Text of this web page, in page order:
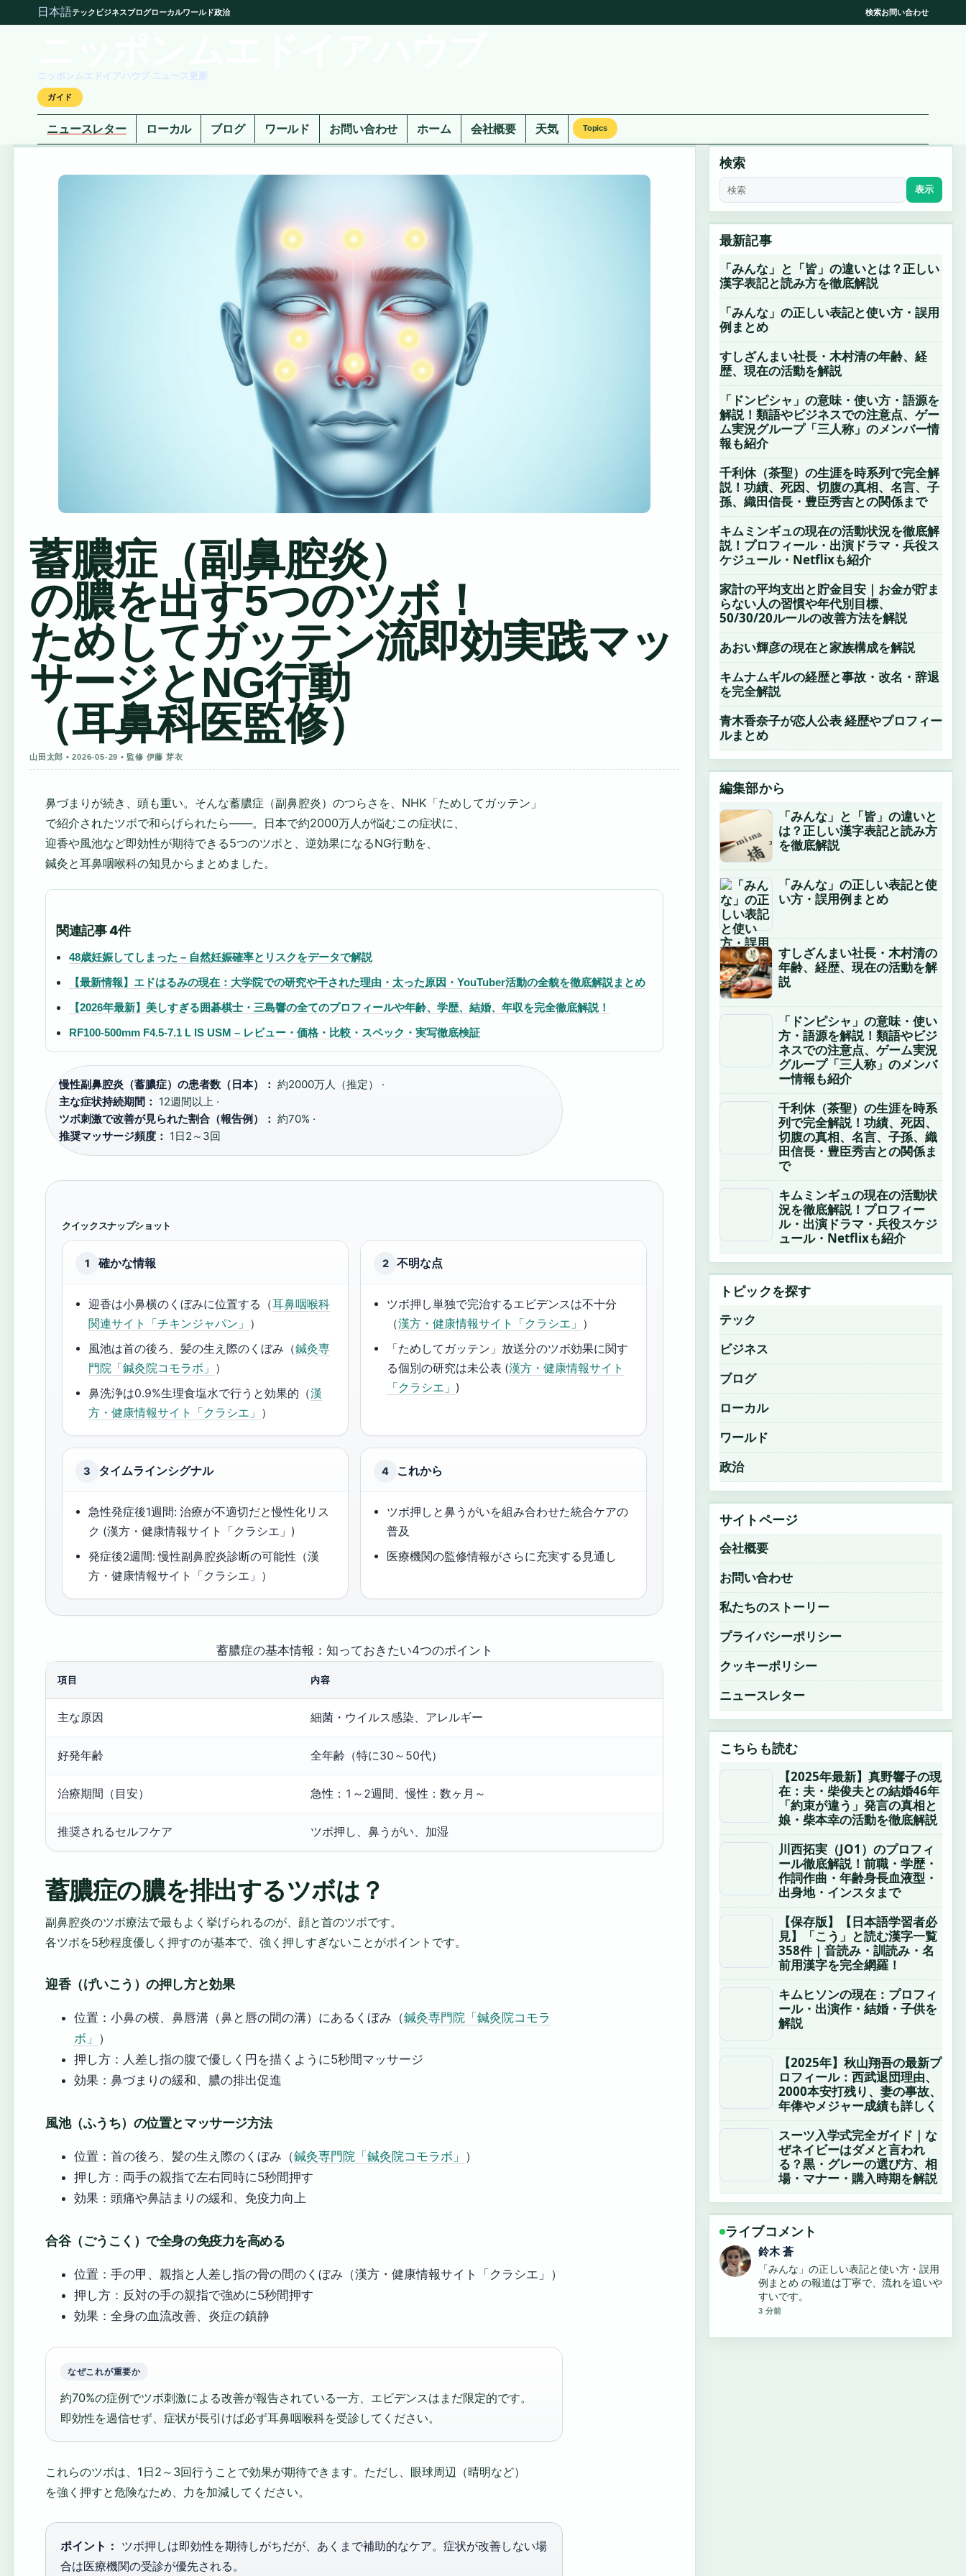
日本語テック ビジネスブログローカルワールド政治 検索お問い合わせ
ニッポンムエドイアハウブ ニュース更新
ガイド
ニュースレター ローカル ブログ ワールド お問い合わせ ホーム 会社概要 天気 Topics
蓄膿症（副鼻腔炎）
の膿を出す5つのツボ！
ためしてガッテン流即効実践マッ
サージとNG行動
（耳鼻科医監修）
山田太郎 • 2026-05-29 • 監修 伊藤 芽衣
鼻づまりが続き、頭も重い。そんな蓄膿症（副鼻腔炎）のつらさを、NHK「ためしてガッテン」
で紹介されたツボで和らげられたら——。日本で約2000万人が悩むこの症状に、
迎香や風池など即効性が期待できる5つのツボと、逆効果になるNG行動を、
鍼灸と耳鼻咽喉科の知見からまとめました。
関連記事 4件
48歳妊娠してしまった – 自然妊娠確率とリスクをデータで解説
【最新情報】エドはるみの現在：大学院での研究や干された理由・太った原因・YouTuber活動の全貌を徹底解説まとめ
【2026年最新】美しすぎる囲碁棋士・三島響の全てのプロフィールや年齢、学歴、結婚、年収を完全徹底解説！
RF100-500mm F4.5-7.1 L IS USM – レビュー・価格・比較・スペック・実写徹底検証
慢性副鼻腔炎（蓄膿症）の患者数（日本）： 約2000万人（推定） ·
主な症状持続期間： 12週間以上 ·
ツボ刺激で改善が見られた割合（報告例）： 約70% ·
推奨マッサージ頻度： 1日2～3回
クイックスナップショット
1 確かな情報
迎香は小鼻横のくぼみに位置する（耳鼻咽喉科
関連サイト「チキンジャパン」 ）
風池は首の後ろ、髪の生え際のくぼみ（鍼灸専
門院「鍼灸院コモラボ」 ）
鼻洗浄は0.9%生理食塩水で行うと効果的（漢
方・健康情報サイト「クラシエ」 ）
2 不明な点
ツボ押し単独で完治するエビデンスは不十分
（漢方・健康情報サイト「クラシエ」 ）
「ためしてガッテン」放送分のツボ効果に関す
る個別の研究は未公表 (漢方・健康情報サイト
「クラシエ」 )
3 タイムラインシグナル
急性発症後1週間: 治療が不適切だと慢性化リス
ク (漢方・健康情報サイト「クラシエ」)
発症後2週間: 慢性副鼻腔炎診断の可能性（漢
方・健康情報サイト「クラシエ」）
4 これから
ツボ押しと鼻うがいを組み合わせた統合ケアの
普及
医療機関の監修情報がさらに充実する見通し
蓄膿症の基本情報：知っておきたい4つのポイント
項目 内容
主な原因 細菌・ウイルス感染、アレルギー
好発年齢 全年齢（特に30～50代）
治療期間（目安） 急性：1～2週間、慢性：数ヶ月～
推奨されるセルフケア ツボ押し、鼻うがい、加湿
蓄膿症の膿を排出するツボは？
副鼻腔炎のツボ療法で最もよく挙げられるのが、顔と首のツボです。
各ツボを5秒程度優しく押すのが基本で、強く押しすぎないことがポイントです。
迎香（げいこう）の押し方と効果
位置：小鼻の横、鼻唇溝（鼻と唇の間の溝）にあるくぼみ（鍼灸専門院「鍼灸院コモラ
ボ」 ）
押し方：人差し指の腹で優しく円を描くように5秒間マッサージ
効果：鼻づまりの緩和、膿の排出促進
風池（ふうち）の位置とマッサージ方法
位置：首の後ろ、髪の生え際のくぼみ（鍼灸専門院「鍼灸院コモラボ」 ）
押し方：両手の親指で左右同時に5秒間押す
効果：頭痛や鼻詰まりの緩和、免疫力向上
合谷（ごうこく）で全身の免疫力を高める
位置：手の甲、親指と人差し指の骨の間のくぼみ（漢方・健康情報サイト「クラシエ」）
押し方：反対の手の親指で強めに5秒間押す
効果：全身の血流改善、炎症の鎮静
なぜこれが重要か
約70%の症例でツボ刺激による改善が報告されている一方、エビデンスはまだ限定的です。
即効性を過信せず、症状が長引けば必ず耳鼻咽喉科を受診してください。
これらのツボは、1日2～3回行うことで効果が期待できます。ただし、眼球周辺（晴明など）
を強く押すと危険なため、力を加減してください。
ポイント： ツボ押しは即効性を期待しがちだが、あくまで補助的なケア。症状が改善しない場
合は医療機関の受診が優先される。
検索
表示
最新記事
「みんな」と「皆」の違いとは？正しい
漢字表記と読み方を徹底解説
「みんな」の正しい表記と使い方・誤用
例まとめ
すしざんまい社長・木村清の年齢、経
歴、現在の活動を解説
「ドンピシャ」の意味・使い方・語源を
解説！類語やビジネスでの注意点、ゲー
ム実況グループ「三人称」のメンバー情
報も紹介
千利休（茶聖）の生涯を時系列で完全解
説！功績、死因、切腹の真相、名言、子
孫、織田信長・豊臣秀吉との関係まで
キムミンギュの現在の活動状況を徹底解
説！プロフィール・出演ドラマ・兵役ス
ケジュール・Netflixも紹介
家計の平均支出と貯金目安｜お金が貯ま
らない人の習慣や年代別目標、
50/30/20ルールの改善方法を解説
あおい輝彦の現在と家族構成を解説
キムナムギルの経歴と事故・改名・辞退
を完全解説
青木香奈子が恋人公表 経歴やプロフィー
ルまとめ
編集部から
「みんな」と「皆」の違いと
は？正しい漢字表記と読み方
を徹底解説
「みんな」の正しい表記と使
い方・誤用例まとめ
すしざんまい社長・木村清の
年齢、経歴、現在の活動を解
説
「ドンピシャ」の意味・使い
方・語源を解説！類語やビジ
ネスでの注意点、ゲーム実況
グループ「三人称」のメンバ
ー情報も紹介
千利休（茶聖）の生涯を時系
列で完全解説！功績、死因、
切腹の真相、名言、子孫、織
田信長・豊臣秀吉との関係ま
で
キムミンギュの現在の活動状
況を徹底解説！プロフィー
ル・出演ドラマ・兵役スケジ
ュール・Netflixも紹介
トピックを探す
テック
ビジネス
ブログ
ローカル
ワールド
政治
サイトページ
会社概要
お問い合わせ
私たちのストーリー
プライバシーポリシー
クッキーポリシー
ニュースレター
こちらも読む
【2025年最新】真野響子の現
在：夫・柴俊夫との結婚46年
「約束が違う」発言の真相と
娘・柴本幸の活動を徹底解説
川西拓実（JO1）のプロフィ
ール徹底解説！前職・学歴・
作詞作曲・年齢身長血液型・
出身地・インスタまで
【保存版】【日本語学習者必
見】「こう」と読む漢字一覧
358件｜音読み・訓読み・名
前用漢字を完全網羅！
キムヒソンの現在：プロフィ
ール・出演作・結婚・子供を
解説
【2025年】秋山翔吾の最新プ
ロフィール：西武退団理由、
2000本安打残り、妻の事故、
年俸やメジャー成績も詳しく
スーツ入学式完全ガイド｜な
ぜネイビーはダメと言われ
る？黒・グレーの選び方、相
場・マナー・購入時期を解説
ライブコメント
渡辺 結衣
すしざんまい社長・木村清の年齢、経
歴、現在の活動を解説 周辺の検証がしっ
かりしていて安心感があります。
5 分前